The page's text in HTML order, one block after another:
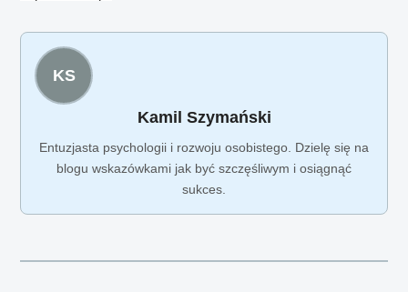
KS
Kamil Szymański
Entuzjasta psychologii i rozwoju osobistego. Dzielę się na
blogu wskazówkami jak być szczęśliwym i osiągnąć
sukces.